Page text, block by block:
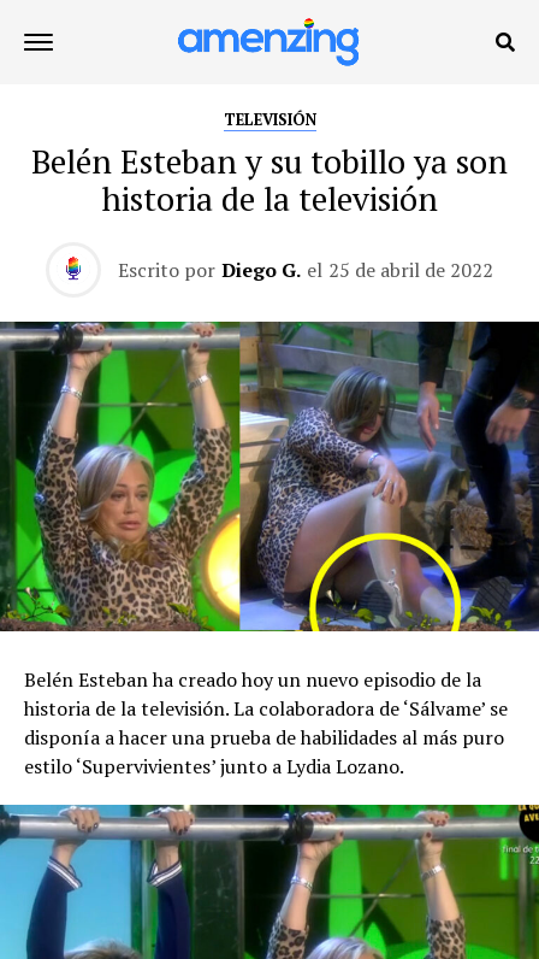
TELEVISIÓN
Belén Esteban y su tobillo ya son
historia de la televisión
Escrito por Diego G. el 25 de abril de 2022
Belén Esteban ha creado hoy un nuevo episodio de la
historia de la televisión. La colaboradora de ‘Sálvame’ se
disponía a hacer una prueba de habilidades al más puro
estilo ‘Supervivientes’ junto a Lydia Lozano.